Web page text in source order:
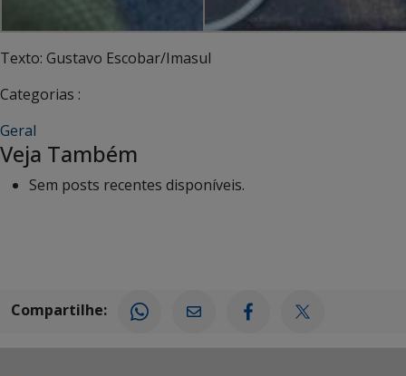
Texto: Gustavo Escobar/Imasul
Categorias :
Geral
Veja Também
Sem posts recentes disponíveis.
Compartilhe: